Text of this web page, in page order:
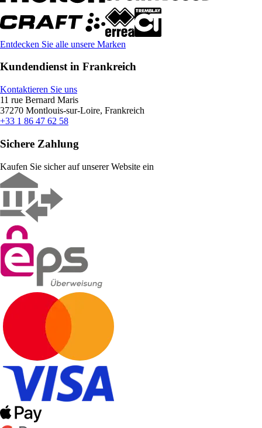
Entdecken Sie alle unsere Marken
Kundendienst in Frankreich
Kontaktieren Sie uns
11 rue Bernard Maris
37270 Montlouis-sur-Loire, Frankreich
+33 1 86 47 62 58
Sichere Zahlung
Kaufen Sie sicher auf unserer Website ein